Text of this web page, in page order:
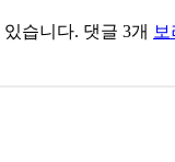
습니다. 댓글 3개